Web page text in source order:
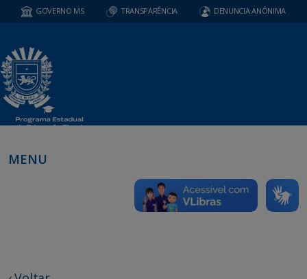
GOVERNO MS TRANSPARÊNCIA DENUNCIA ANÔNIMA
MENU